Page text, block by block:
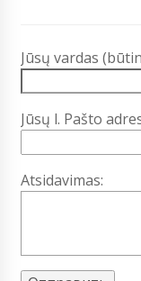
Jūsų vardas
Jūsų l. Pašto
Atsidavimas: